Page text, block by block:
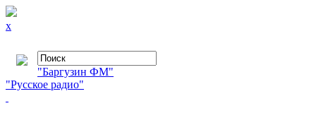
x
"Баргузин ФМ"
"Русское радио"